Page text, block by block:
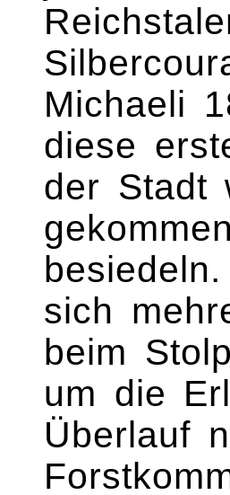
Michaeli
diese
der Stadt
sich
beim
um die
Überlauf